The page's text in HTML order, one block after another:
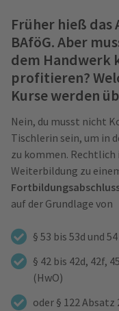
Früher hieß das
BAföG. Aber
dem Handwerk
profitieren?
Kurse werden
Nein, du musst nicht
Tischlerin sein, um in
zu kommen. Rechtlich
Weiterbildung zu
auf der Grundlage von
§ 53 bis 53d und
§ 42 bis 42d, 42f,
(HwO)
oder § 122